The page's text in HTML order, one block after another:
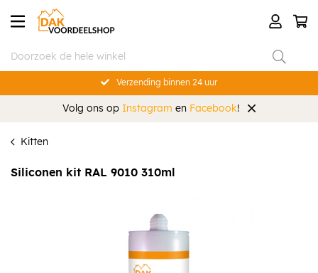
Verzending binnen 24 uur
Volg ons op Instagram en Facebook!
Kitten
Siliconen kit RAL 9010 310ml